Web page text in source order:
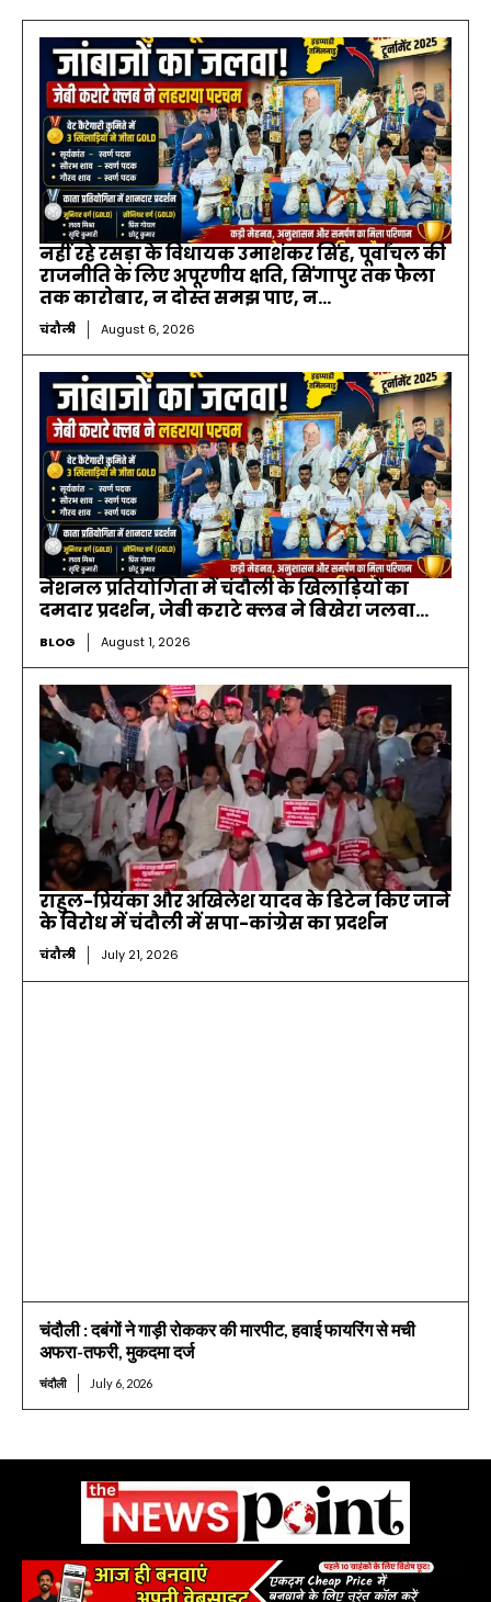
नहीं रहे रसड़ा के विधायक उमाशंकर सिंह, पूर्वांचल की
राजनीति के लिए अपूरणीय क्षति, सिंगापुर तक फैला
तक कारोबार, न दोस्त समझ पाए, न...
चंदौली August 6, 2026
नेशनल प्रतियोगिता में चंदौली के खिलाड़ियों का
दमदार प्रदर्शन, जेबी कराटे क्लब ने बिखेरा जलवा…
BLOG August 1, 2026
राहुल-प्रियंका और अखिलेश यादव के डिटेन किए जाने
के विरोध में चंदौली में सपा-कांग्रेस का प्रदर्शन
चंदौली July 21, 2026
चंदौली : दबंगों ने गाड़ी रोककर की मारपीट, हवाई फायरिंग से मची
अफरा-तफरी, मुकदमा दर्ज
चंदौली July 6, 2026